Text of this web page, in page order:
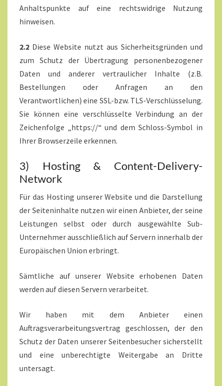
Anhaltspunkte auf eine rechtswidrige Nutzung
hinweisen.
2.2 Diese Website nutzt aus Sicherheitsgründen und
zum Schutz der Übertragung personenbezogener
Daten und anderer vertraulicher Inhalte (z.B.
Bestellungen oder Anfragen an den
Verantwortlichen) eine SSL-bzw. TLS-Verschlüsselung.
Sie können eine verschlüsselte Verbindung an der
Zeichenfolge „https://“ und dem Schloss-Symbol in
Ihrer Browserzeile erkennen.
3) Hosting & Content-Delivery-
Network
Für das Hosting unserer Website und die Darstellung
der Seiteninhalte nutzen wir einen Anbieter, der seine
Leistungen selbst oder durch ausgewählte Sub-
Unternehmer ausschließlich auf Servern innerhalb der
Europäischen Union erbringt.
Sämtliche auf unserer Website erhobenen Daten
werden auf diesen Servern verarbeitet.
Wir haben mit dem Anbieter einen
Auftragsverarbeitungsvertrag geschlossen, der den
Schutz der Daten unserer Seitenbesucher sicherstellt
und eine unberechtigte Weitergabe an Dritte
untersagt.